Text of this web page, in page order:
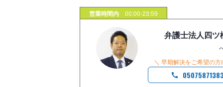
営業時間内 00:00-23:59
弁護士法人四
＼ 早期解決をご希望の方